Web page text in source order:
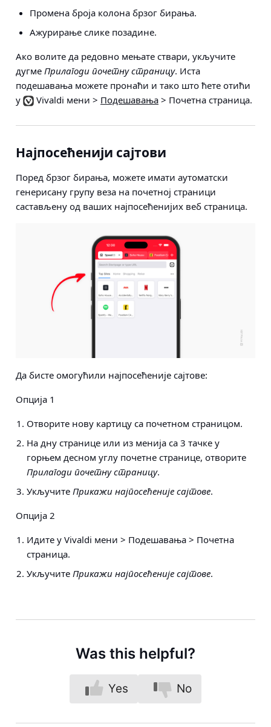
Промена броја колона брзог бирања.
Ажурирање слике позадине.
Ако волите да редовно мењате ствари, укључите
дугме Прилагоди почетну страницу. Иста
подешавања можете пронаћи и тако што ћете отићи
у
Vivaldi мени > Подешавања > Почетна страница.
Најпосећенији сајтови
Поред брзог бирања, можете имати аутоматски
генерисану групу веза на почетној страници
састављену од ваших најпосећенијих веб страница.
Да бисте омогућили најпосећеније сајтове:
Опција 1
Отворите нову картицу са почетном страницом.
На дну странице или из менија са 3 тачке у
горњем десном углу почетне странице, отворите
Прилагоди почетну страницу.
Укључите Прикажи најпосећеније сајтове.
Опција 2
Идите у Vivaldi мени > Подешавања > Почетна
страница.
Укључите Прикажи најпосећеније сајтове.
Was this helpful?
Yes No